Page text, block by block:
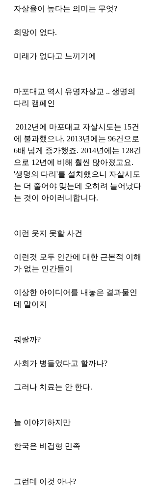
자살율이 높다는 의미는 무엇?
희망이 없다.
미래가 없다고 느끼기에
마포대교 역시 유명자살교 .. 생명의
다리 캠페인
에 불과했으나, 2013년에는 96건으로
6배 넘게 증가했죠. 2014년에는 128건
으로 12년에 비해 훨씬 많아졌고요.
'생명의 다리'를 설치했으니 자살시도
는 더 줄어야 맞는데 오히려 늘어났다
는 것이 아이러니합니다.
이런 웃지 못할 사건
이런것 모두 인간에 대한 근본적 이해
가 없는 인간들이
이상한 아이디어를 내놓은 결과물인
데 말이지
뭐랄까?
사회가 병들었다고 할까나?
그러나 치료는 안 한다.
늘 이야기하지만
한국은 비겁형 민족
그런데 이것 아나?